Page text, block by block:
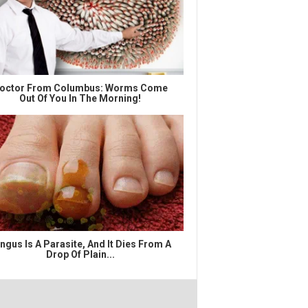
From Columbus: Worms Come
Out Of You In The Morning!
Is A Parasite, And It Dies From A
Drop Of Plain...